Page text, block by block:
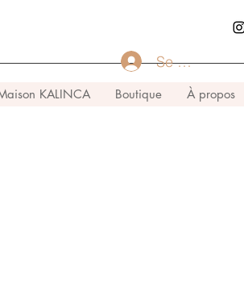
KALINCA Boutique À propos
Se connecter